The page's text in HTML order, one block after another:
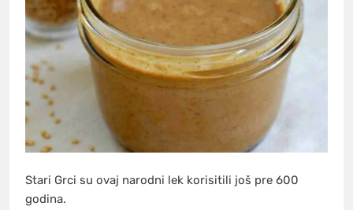
Stari Grci su ovaj narodni lek korisitili još pre 600
godina.